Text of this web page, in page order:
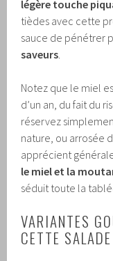
légère touche
tièdes avec cette
sauce de pénétrer
saveurs.
Notez que le miel
d’un an, du fait du
réservez
nature, ou arrosée
apprécient
le miel et la
séduit toute la
VARIANTES
CETTE